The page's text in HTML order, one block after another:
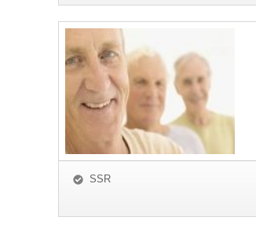
SSR